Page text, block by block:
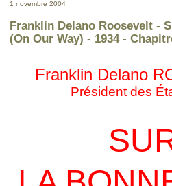
1 novembre 2004
Franklin Delano Roosevelt -
(On Our Way) - 1934 -
Franklin Delano
Président des